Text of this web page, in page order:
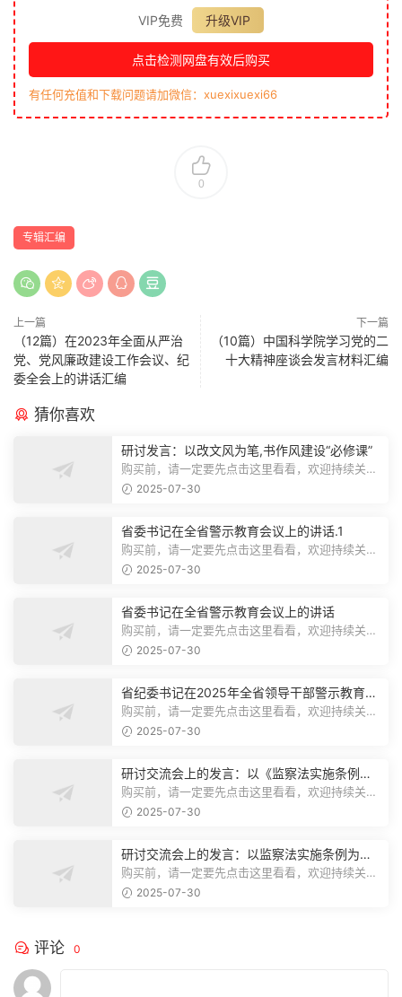
VIP免费
升级VIP
点击检测网盘有效后购买
有任何充值和下载问题请加微信：xuexixuexi66
0
专辑汇编
上一篇
（12篇）在2023年全面从严治
党、党风廉政建设工作会议、纪
委全会上的讲话汇编
下一篇
（10篇）中国科学院学习党的二
十大精神座谈会发言材料汇编
猜你喜欢
研讨发言：以改文风为笔,书作风建设“必修课”
购买前，请一定要先点击这里看看，欢迎持续关
注，精彩模板每天推送预览结束，本文...
2025-07-30
省委书记在全省警示教育会议上的讲话.1
购买前，请一定要先点击这里看看，欢迎持续关
注，精彩模板每天推送预览结束，本文...
2025-07-30
省委书记在全省警示教育会议上的讲话
购买前，请一定要先点击这里看看，欢迎持续关
注，精彩模板每天推送预览结束，本文...
2025-07-30
省纪委书记在2025年全省领导干部警示教育会
上的讲话.1
购买前，请一定要先点击这里看看，欢迎持续关
注，精彩模板每天推送预览结束，本文...
2025-07-30
研讨交流会上的发言：以《监察法实施条例》
为纲,推动巡察工作高质量发展
购买前，请一定要先点击这里看看，欢迎持续关
注，精彩模板每天推送预览结束，本文...
2025-07-30
研讨交流会上的发言：以监察法实施条例为纲
推动巡察工作高质量发展
购买前，请一定要先点击这里看看，欢迎持续关
注，精彩模板每天推送预览结束，本文...
2025-07-30
评论 0